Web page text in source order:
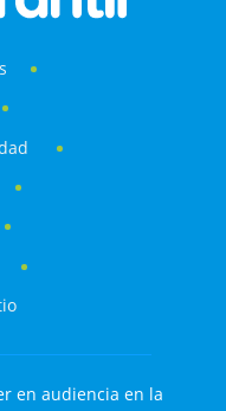
en audiencia en la